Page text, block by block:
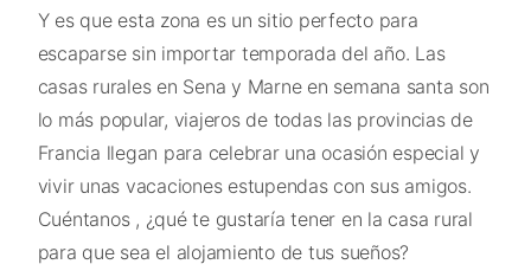
Y es que esta zona es un sitio perfecto para
escaparse sin importar temporada del año. Las
casas rurales en Sena y Marne en semana santa son
lo más popular, viajeros de todas las provincias de
Francia llegan para celebrar una ocasión especial y
vivir unas vacaciones estupendas con sus amigos.
Cuéntanos , ¿qué te gustaría tener en la casa rural
para que sea el alojamiento de tus sueños?